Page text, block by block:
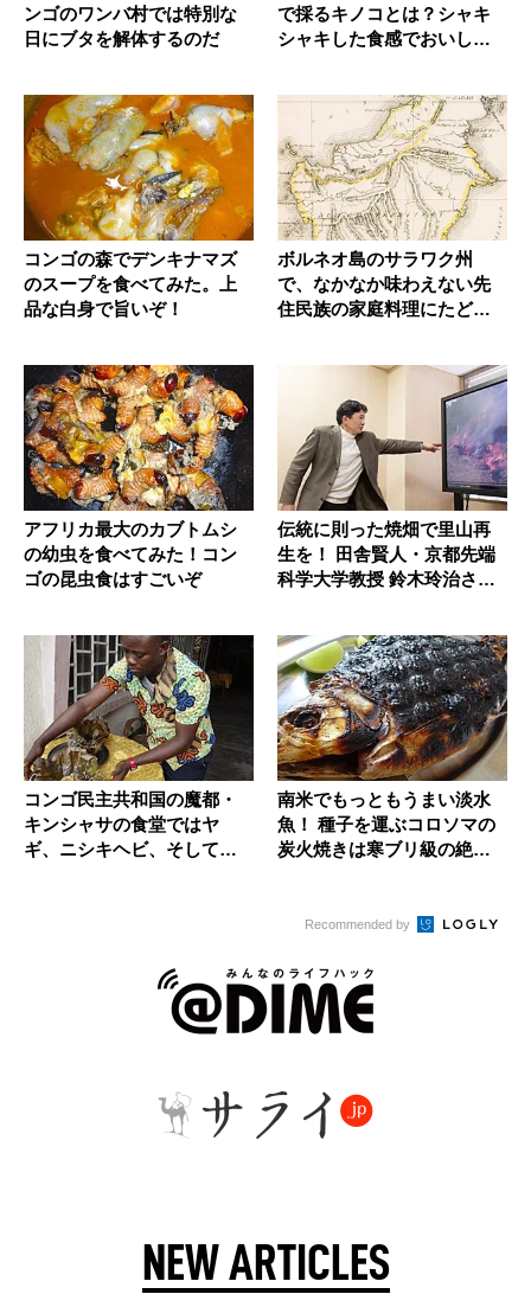
ンゴのワンバ村では特別な
日にブタを解体するのだ
で採るキノコとは？シャキ
シャキした食感でおいしい
コンゴの森でデンキナマズ
のスープを食べてみた。上
品な白身で旨いぞ！
ボルネオ島のサラワク州
で、なかなか味わえない先
住民族の家庭料理にたどり
アフリカ最大のカブトムシ
の幼虫を食べてみた！コン
ゴの昆虫食はすごいぞ
伝統に則った焼畑で里山再
生を！ 田舎賢人・京都先端
科学大学教授 鈴木玲治さん
コンゴ民主共和国の魔都・
キンシャサの食堂ではヤ
ギ、ニシキヘビ、そしてザ
南米でもっともうまい淡水
魚！ 種子を運ぶコロソマの
炭火焼きは寒ブリ級の絶品
Recommended by
NEW ARTICLES